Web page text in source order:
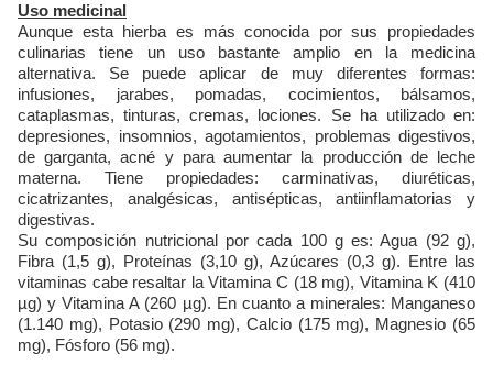
Uso medicinal
Aunque esta hierba es más conocida por sus propiedades
culinarias tiene un uso bastante amplio en la medicina
alternativa. Se puede aplicar de muy diferentes formas:
infusiones, jarabes, pomadas, cocimientos, bálsamos,
cataplasmas, tinturas, cremas, lociones. Se ha utilizado en:
depresiones, insomnios, agotamientos, problemas digestivos,
de garganta, acné y para aumentar la producción de leche
materna. Tiene propiedades: carminativas, diuréticas,
cicatrizantes, analgésicas, antisépticas, antiinflamatorias y
digestivas.
Su composición nutricional por cada 100 g es: Agua (92 g),
Fibra (1,5 g), Proteínas (3,10 g), Azúcares (0,3 g). Entre las
vitaminas cabe resaltar la Vitamina C (18 mg), Vitamina K (410
µg) y Vitamina A (260 µg). En cuanto a minerales: Manganeso
(1.140 mg), Potasio (290 mg), Calcio (175 mg), Magnesio (65
mg), Fósforo (56 mg).